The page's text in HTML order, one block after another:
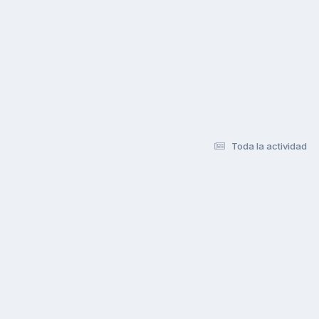
Toda la actividad